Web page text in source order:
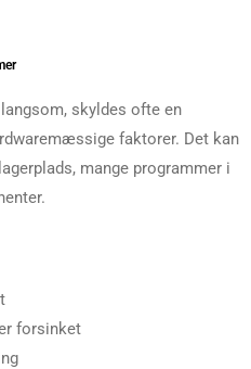
skyldes ofte en
faktorer. Det kan
mange programmer i
forsinket